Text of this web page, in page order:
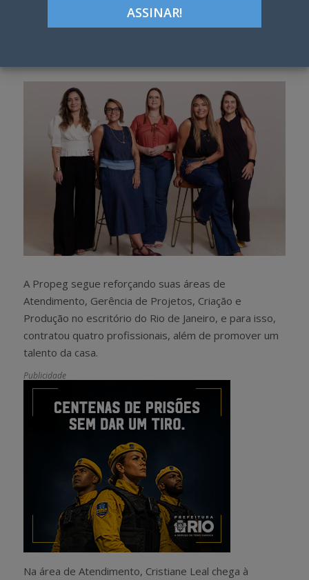
a
r
e
e
A Propeg segue reforçando suas áreas de
Atendimento, Gerência de Projetos, Criação e
Produção no escritório do Rio de Janeiro, e para isso,
contratou quatro profissionais, além de promover um
talento da casa.
Publicidade
Na área de Atendimento, Cristiane Leal chega à